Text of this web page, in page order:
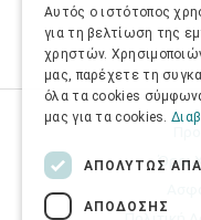
Όροι
Αυτός ο ιστότοπος
για τη βελτίωση της
χρηστών.
μας, παρέχετε τη
όλα τα cookies
μας για τα cookies.
ΑΠΟΛΎΤΩΣ
ΑΠΌΔΟΣΗΣ